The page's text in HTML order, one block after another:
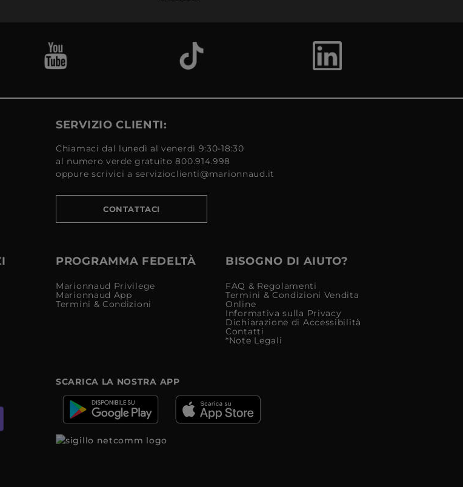
SERVIZIO CLIENTI:
Chiamaci dal lunedì al venerdì 9:30-18:30
al numero verde gratuito 800.914.998
oppure scrivici a servizioclienti@marionnaud.it
CONTATTACI
PROGRAMMA FEDELTÀ
Marionnaud Privilege
Marionnaud App
Termini & Condizioni
BISOGNO DI AIUTO?
FAQ & Regolamenti
Termini & Condizioni Vendita
Online
Informativa sulla Privacy
Dichiarazione di Accessibilità
Contatti
*Note Legali
SCARICA LA NOSTRA APP